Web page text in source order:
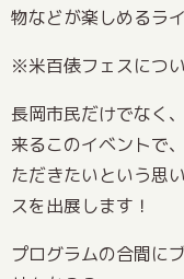
物などが楽しめるラ
※米百俵フェスにつ
長岡市民だけでなく
来るこのイベントで
ただきたいという思
スを出展します！
プログラムの合間に